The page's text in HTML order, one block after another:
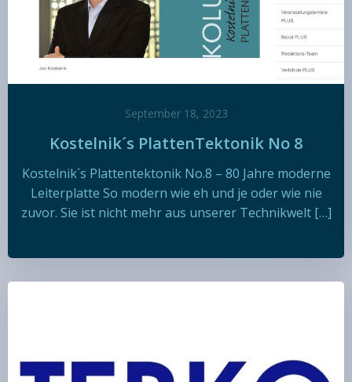
September 18, 2023
Kostelnik´s PlattenTektonik No 8
Kostelnik´s Plattentektonik No.8 – 80 Jahre moderne
Leiterplatte So modern wie eh und je oder wie nie
zuvor. Sie ist nicht mehr aus unserer Technikwelt […]